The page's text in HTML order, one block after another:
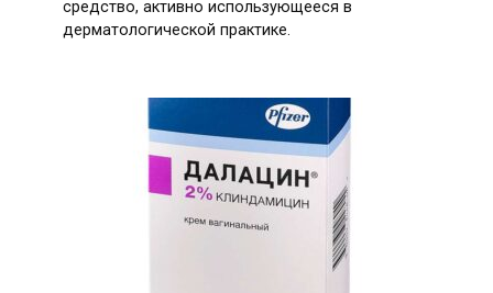
средство, активно использующееся в
дерматологической практике.